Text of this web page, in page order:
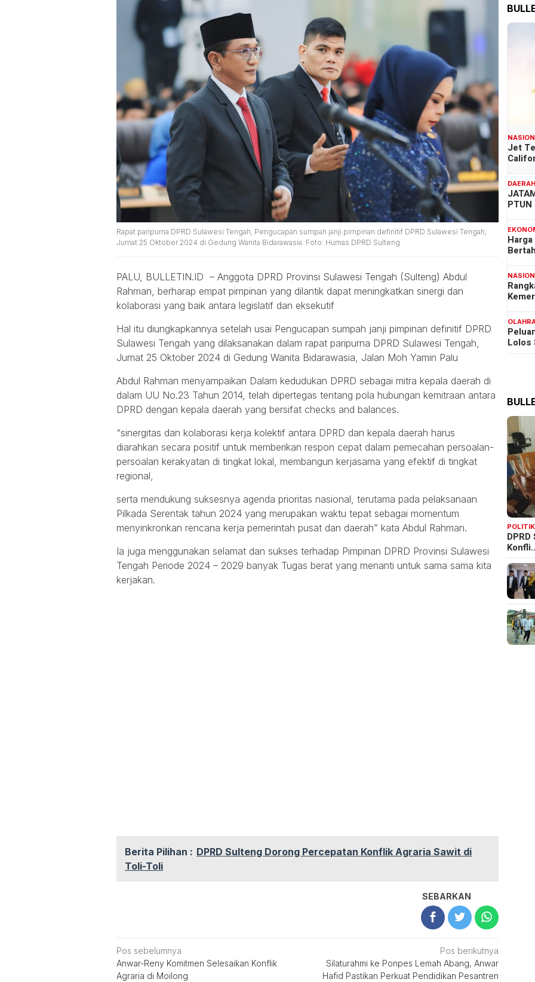
Rapat paripurna DPRD Sulawesi Tengah, Pengucapan sumpah janji pimpinan definitif DPRD Sulawesi Tengah,
Jumat 25 Oktober 2024 di Gedung Wanita Bidarawasia. Foto: Humas DPRD Sulteng
PALU, BULLETIN.ID – Anggota DPRD Provinsi Sulawesi Tengah (Sulteng) Abdul
Rahman, berharap empat pimpinan yang dilantik dapat meningkatkan sinergi dan
kolaborasi yang baik antara legislatif dan eksekutif
Hal itu diungkapkannya setelah usai Pengucapan sumpah janji pimpinan definitif DPRD
Sulawesi Tengah yang dilaksanakan dalam rapat paripurna DPRD Sulawesi Tengah,
Jumat 25 Oktober 2024 di Gedung Wanita Bidarawasia, Jalan Moh Yamin Palu
Abdul Rahman menyampaikan Dalam kedudukan DPRD sebagai mitra kepala daerah di
dalam UU No.23 Tahun 2014, telah dipertegas tentang pola hubungan kemitraan antara
DPRD dengan kepala daerah yang bersifat checks and balances.
“sinergitas dan kolaborasi kerja kolektif antara DPRD dan kepala daerah harus
diarahkan secara positif untuk memberikan respon cepat dalam pemecahan persoalan-
persoalan kerakyatan di tingkat lokal, membangun kerjasama yang efektif di tingkat
regional,
serta mendukung suksesnya agenda prioritas nasional, terutama pada pelaksanaan
Pilkada Serentak tahun 2024 yang merupakan waktu tepat sebagai momentum
menyinkronkan rencana kerja pemerintah pusat dan daerah” kata Abdul Rahman.
Ia juga menggunakan selamat dan sukses terhadap Pimpinan DPRD Provinsi Sulawesi
Tengah Periode 2024 – 2029 banyak Tugas berat yang menanti untuk sama sama kita
kerjakan.
Berita Pilihan : DPRD Sulteng Dorong Percepatan Konflik Agraria Sawit di
Toli-Toli
SEBARKAN
Navigasi
pos
Pos sebelumnya
Anwar-Reny Komitmen Selesaikan Konflik
Agraria di Moilong
Pos berikutnya
Silaturahmi ke Ponpes Lemah Abang, Anwar
Hafid Pastikan Perkuat Pendidikan Pesantren
Jet
Lolos
POLITIK